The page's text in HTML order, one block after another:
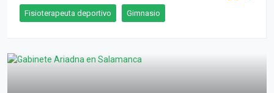
Fisioterapeuta deportivo Gimnasio